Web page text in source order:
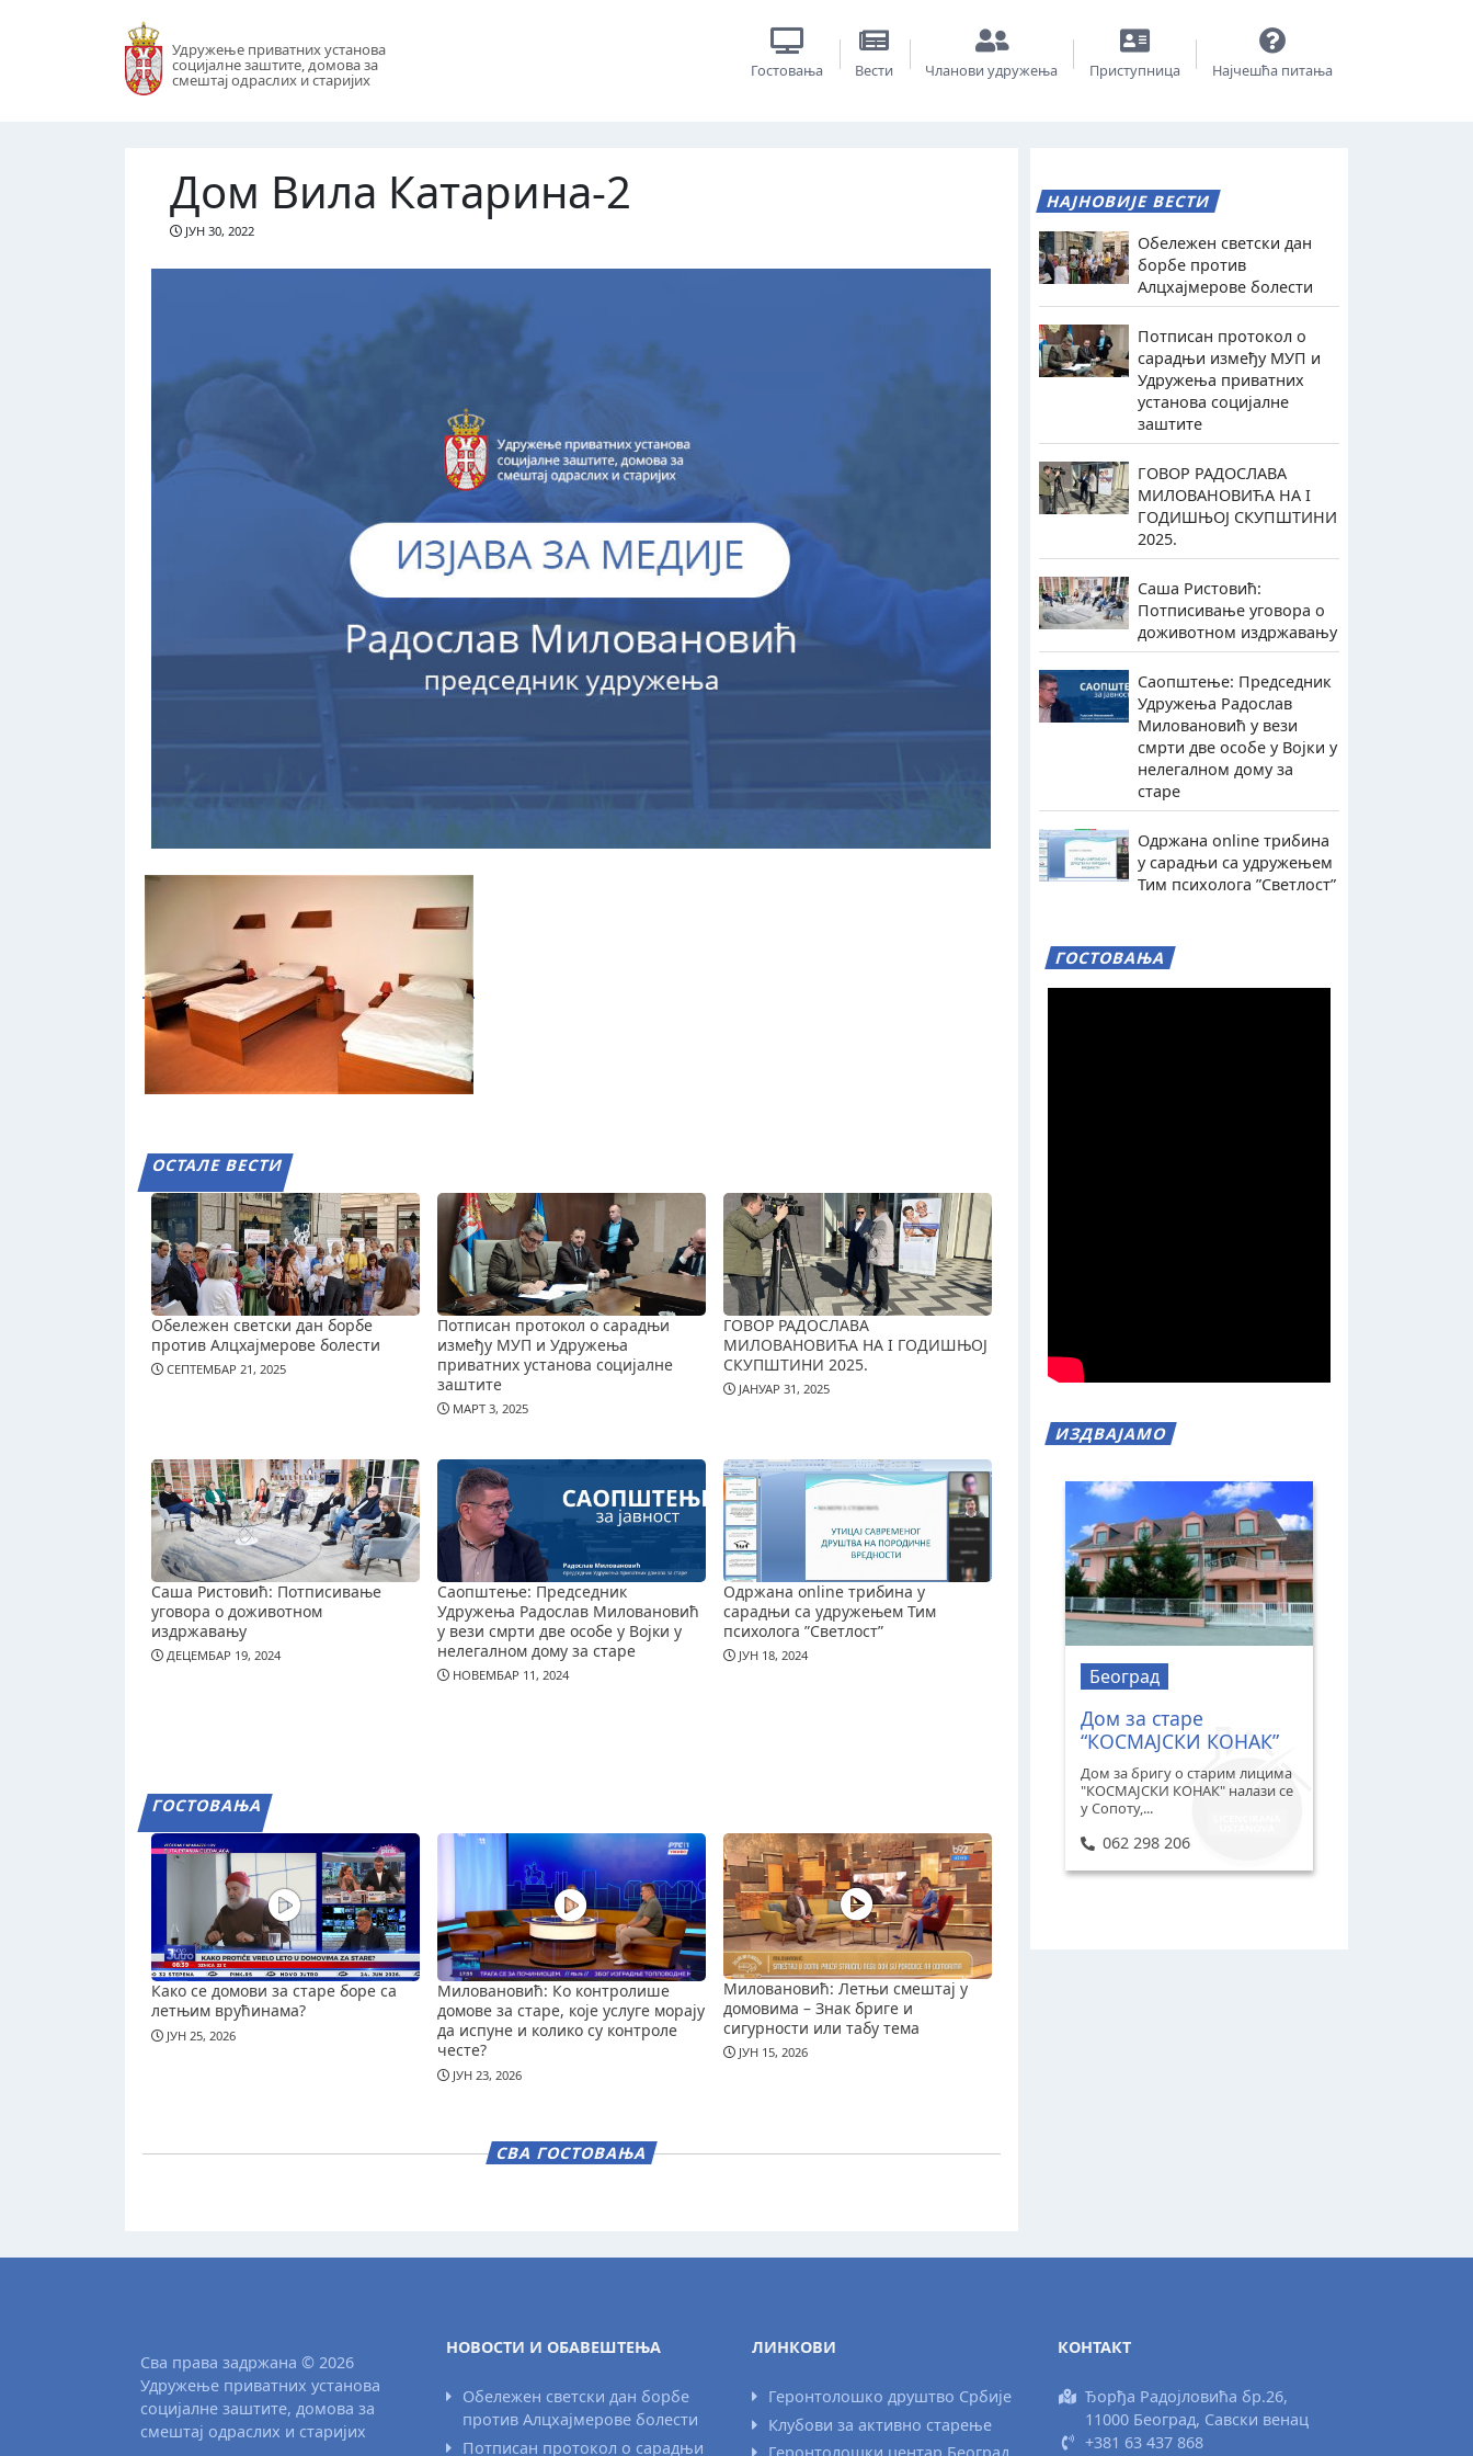
Удружење приватних установа
социјалне заштите, домова за
смештај одраслих и старијих
Гостовања Вести Чланови удружења Приступница Најчешћа питања
Дом Вила Катарина-2
ЈУН 30, 2022
ОСТАЛЕ ВЕСТИ
Обележен светски дан борбе
против Алцхајмерове болести
СЕПТЕМБАР 21, 2025
Потписан протокол о сарадњи
између МУП и Удружења
приватних установа социјалне
заштите
МАРТ 3, 2025
ГОВОР РАДОСЛАВА
МИЛОВАНОВИЋА НА I ГОДИШЊОЈ
СКУПШТИНИ 2025.
ЈАНУАР 31, 2025
Саша Ристовић: Потписивање
уговора о доживотном
издржавању
ДЕЦЕМБАР 19, 2024
Саопштење: Председник
Удружења Радослав Миловановић
у вези смрти две особе у Војки у
нелегалном дому за старе
НОВЕМБАР 11, 2024
Одржана online трибина у
сарадњи са удружењем Тим
психолога ”Светлост”
ЈУН 18, 2024
ГОСТОВАЊА
Како се домови за старе боре са
летњим врућинама?
ЈУН 25, 2026
Миловановић: Ко контролише
домове за старе, које услуге морају
да испуне и колико су контроле
честе?
ЈУН 23, 2026
Миловановић: Летњи смештај у
домовима – Знак бриге и
сигурности или табу тема
ЈУН 15, 2026
СВА ГОСТОВАЊА
НАЈНОВИЈЕ ВЕСТИ
Обележен светски дан
борбе против
Алцхајмерове болести
Потписан протокол о
сарадњи између МУП и
Удружења приватних
установа социјалне
заштите
ГОВОР РАДОСЛАВА
МИЛОВАНОВИЋА НА I
ГОДИШЊОЈ СКУПШТИНИ
2025.
Саша Ристовић:
Потписивање уговора о
доживотном издржавању
Саопштење: Председник
Удружења Радослав
Миловановић у вези
смрти две особе у Војки у
нелегалном дому за
старе
Одржана online трибина
у сарадњи са удружењем
Тим психолога ”Светлост”
ГОСТОВАЊА
ИЗДВАЈАМО
Београд
Дом за старе
“КОСМАЈСКИ КОНАК”
Дом за бригу о старим лицима
"КОСМАЈСКИ КОНАК" налази се
у Сопоту,...
062 298 206
Сва права задржана © 2026
Удружење приватних установа
социјалне заштите, домова за
смештај одраслих и старијих
НОВОСТИ И ОБАВЕШТЕЊА
Обележен светски дан борбе
против Алцхајмерове болести
Потписан протокол о сарадњи
ЛИНКОВИ
Геронтолошко друштво Србије
Клубови за активно старење
КОНТАКТ
Ђорђа Радојловића бр.26,
11000 Београд, Савски венац
+381 63 437 868